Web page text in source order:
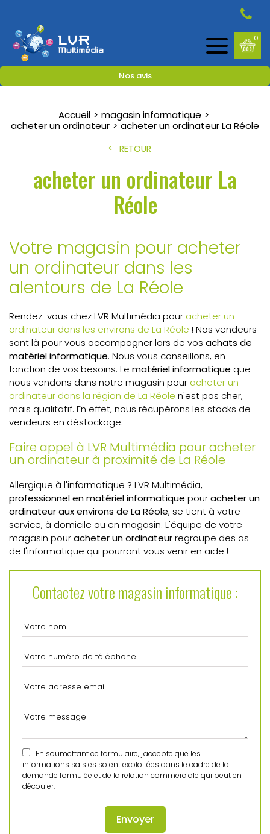
Nos avis
0
Accueil
magasin informatique
acheter un ordinateur
acheter un ordinateur La Réole
RETOUR
acheter un ordinateur La
Réole
Votre magasin pour acheter
un ordinateur dans les
alentours de La Réole
Rendez-vous chez LVR Multimédia pour acheter un
ordinateur dans les environs de La Réole ! Nos vendeurs
sont là pour vous accompagner lors de vos achats de
matériel informatique. Nous vous conseillons, en
fonction de vos besoins. Le matériel informatique que
nous vendons dans notre magasin pour acheter un
ordinateur dans la région de La Réole n'est pas cher,
mais qualitatif. En effet, nous récupérons les stocks de
vendeurs en déstockage.
Faire appel à LVR Multimédia pour acheter
un ordinateur à proximité de La Réole
Allergique à l'informatique ? LVR Multimédia,
professionnel en matériel informatique pouracheter un
ordinateur aux environs de La Réole, se tient à votre
service, à domicile ou en magasin. L'équipe de votre
magasin pouracheter un ordinateurregroupe des as
de l'informatique qui pourront vous venir en aide !
Contactez votre magasin informatique :
En soumettant ce formulaire, j'accepte que les
informations saisies soient exploitées dans le cadre de la
demande formulée et de la relation commerciale qui peut en
découler.